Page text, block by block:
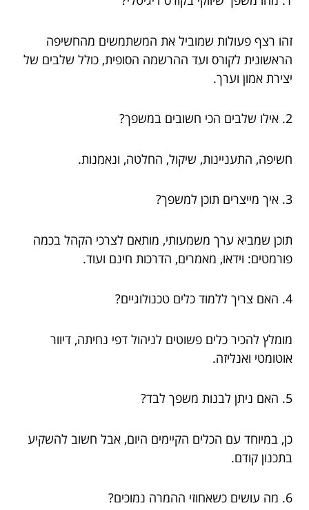
זהו רצף פעולות שמוביל את המשתמשים מהחשיפה
הראשונית לקורס ועד ההרשמה הסופית, כולל שלבים של
יצירת אמון וערך.
2. אילו שלבים הכי חשובים במשפך?
חשיפה, התעניינות, שיקול, החלטה, ונאמנות.
3. איך מייצרים תוכן למשפך?
תוכן שמביא ערך משמעותי, מותאם לצרכי הקהל בכמה
פורמטים: וידאו, מאמרים, הדרכות חינם ועוד.
4. האם צריך ללמוד כלים טכנולוגיים?
מומלץ להכיר כלים פשוטים לניהול דפי נחיתה, דיוור
אוטומטי ואנליזה.
5. האם ניתן לבנות משפך לבד?
כן, במיוחד עם הכלים הקיימים היום, אבל חשוב להשקיע
בתכנון קודם.
6. מה עושים כשאחוזי ההמרה נמוכים?